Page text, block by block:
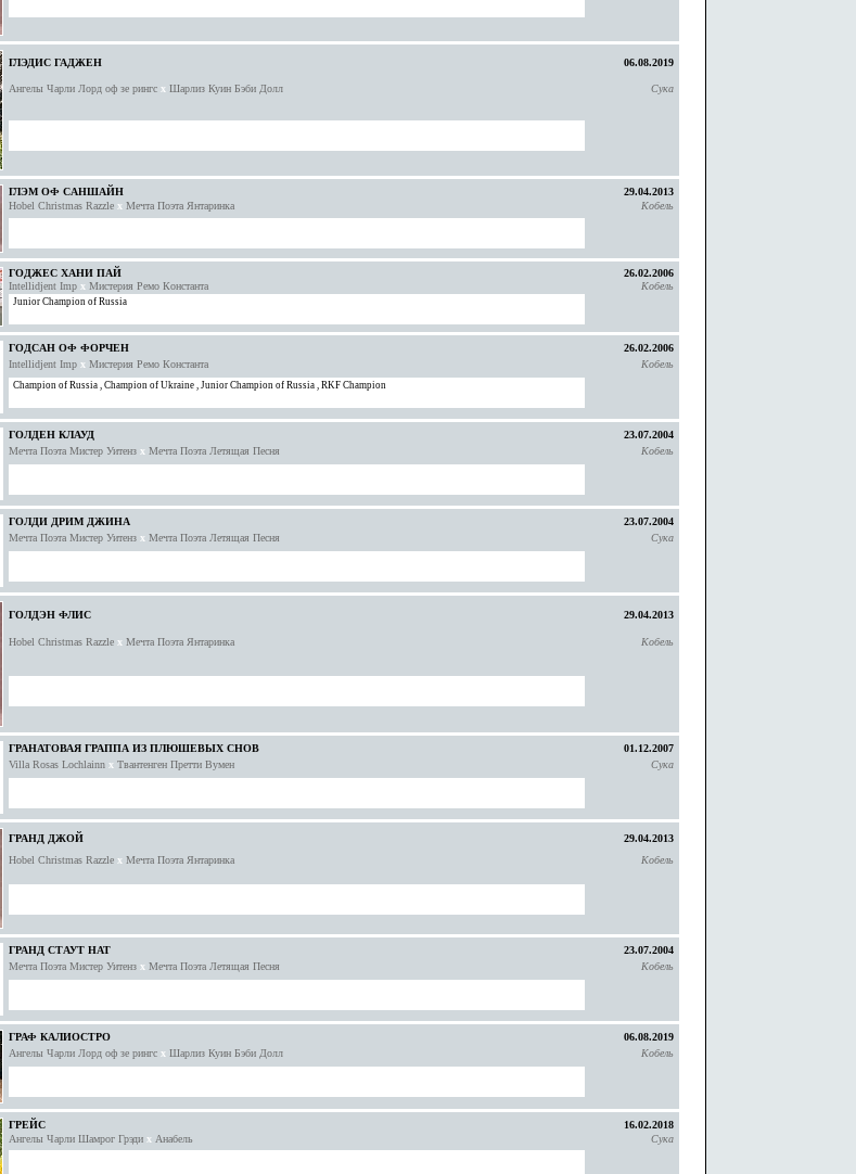
ГЛЭДИС ГАДЖЕН 06.08.2019
Ангелы Чарли Лорд оф зе рингс x Шарлиз Куин Бэби Долл Сука
ГЛЭМ ОФ САНШАЙН
29.04.2013
Hobel Christmas Razzle x Мечта Поэта Янтаринка Кобель
ГОДЖЕС ХАНИ ПАЙ
26.02.2006
Intellidjent Imp x Мистерия Ремо Константа Кобель
Junior Champion of Russia
ГОДСАН ОФ ФОРЧЕН
26.02.2006
Intellidjent Imp x Мистерия Ремо Константа Кобель
Champion of Russia , Champion of Ukraine , Junior Champion of Russia , RKF Champion
ГОЛДЕН КЛАУД
23.07.2004
Мечта Поэта Мистер Уитенз x Мечта Поэта Летящая Песня Кобель
ГОЛДИ ДРИМ ДЖИНА
23.07.2004
Мечта Поэта Мистер Уитенз x Мечта Поэта Летящая Песня Сука
ГОЛДЭН ФЛИС 29.04.2013
Hobel Christmas Razzle x Мечта Поэта Янтаринка Кобель
ГРАНАТОВАЯ ГРАППА ИЗ ПЛЮШЕВЫХ СНОВ
01.12.2007
Villa Rosas Lochlainn x Твантенген Претти Вумен Сука
ГРАНД ДЖОЙ
29.04.2013
Hobel Christmas Razzle x Мечта Поэта Янтаринка Кобель
ГРАНД СТАУТ НАТ
23.07.2004
Мечта Поэта Мистер Уитенз x Мечта Поэта Летящая Песня Кобель
ГРАФ КАЛИОСТРО
06.08.2019
Ангелы Чарли Лорд оф зе рингс x Шарлиз Куин Бэби Долл Кобель
ГРЕЙС
16.02.2018
Ангелы Чарли Шамрог Грэди x Анабель Сука